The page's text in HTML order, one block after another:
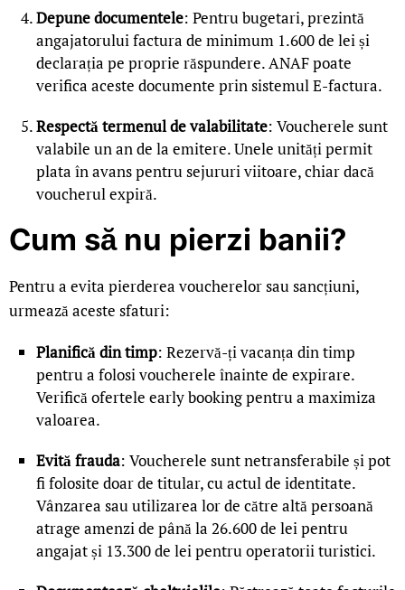
Depune documentele: Pentru bugetari, prezintă
angajatorului factura de minimum 1.600 de lei și
declarația pe proprie răspundere. ANAF poate
verifica aceste documente prin sistemul E-factura.
Respectă termenul de valabilitate: Voucherele sunt
valabile un an de la emitere. Unele unități permit
plata în avans pentru sejururi viitoare, chiar dacă
voucherul expiră.
Cum să nu pierzi banii?
Pentru a evita pierderea voucherelor sau sancțiuni,
urmează aceste sfaturi:
Planifică din timp: Rezervă-ți vacanța din timp
pentru a folosi voucherele înainte de expirare.
Verifică ofertele early booking pentru a maximiza
valoarea.
Evită frauda: Voucherele sunt netransferabile și pot
fi folosite doar de titular, cu actul de identitate.
Vânzarea sau utilizarea lor de către altă persoană
atrage amenzi de până la 26.600 de lei pentru
angajat și 13.300 de lei pentru operatorii turistici.